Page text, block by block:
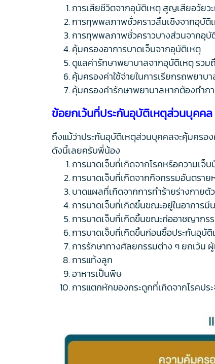
การเสียชีวิตจากอุบัติเหตุ สูญเสียอวัย
การทุพพลภาพชั่วคราวสิ้นเชิงจากอุบัติ
การทุพพลภาพชั่วคราวบางส่วนจากอุบั
คุ้มครองอาการบาดเจ็บจากอุบัติเหตุ
ดูแลค่ารักษาพยาบาลจากอุบัติเหตุ รว
คุ้มครองค่าใช้จ่ายในการเรียกรถพยาบ
คุ้มครองค่ารักษาพยาบาลหากต้องทำ
ข้อยกเว้นที่ประกันอุบัติเหตุส่วนบุคคล
ถึงแม้ว่าประกันอุบัติเหตุส่วนบุคคลจะคุ้มครอ
ดังนี้เลยครับพี่น้อง
การบาดเจ็บที่เกิดจากโรคหรือความเจ็บ
การบาดเจ็บที่เกิดจากกิจกรรมอันตราย
บาดแผลที่เกิดจากการทำร้ายร่างกายตั
การบาดเจ็บที่เกิดขึ้นขณะอยู่ในอาการ
การบาดเจ็บที่เกิดขึ้นขณะก่ออาชญากร
การบาดเจ็บที่เกิดขึ้นก่อนซื้อประกันอุบัติ
การรักษาทางศัลยกรรมต่าง ๆ ยกเว้น
การแท้งลูก
อาหารเป็นพิษ
การแตกหักของกระดูกที่เกิดจากโรคปร